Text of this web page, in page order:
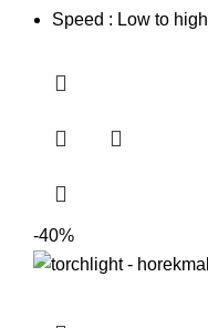
Speed : Low to high
-40%